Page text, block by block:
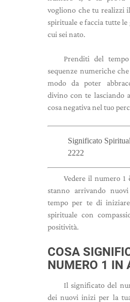
vogliono che tu realizzi
spirituale e faccia tutte le
cui sei nato.
Prenditi del
sequenze numeriche
modo da poter
divino con te lasciando
cosa negativa nel tuo
Significato
2222
Vedere il numero 1
stanno arrivando
tempo per te di
spirituale con
positività.
COSA
NUMERO 1 IN
Il significato del
dei nuovi inizi per la